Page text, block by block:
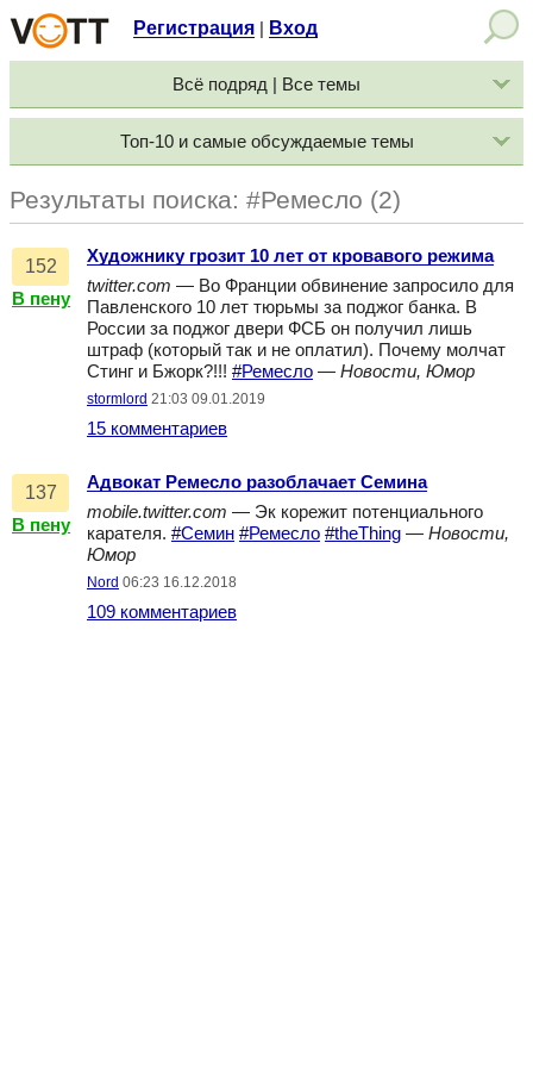
Регистрация Вход
Всё подряд | Все темы
Топ-10 и самые обсуждаемые темы
Результаты поиска: #Ремесло (2)
152
В пену
Художнику грозит 10 лет от кровавого режима
twitter.com — Во Франции обвинение запросило для
Павленского 10 лет тюрьмы за поджог банка. В
России за поджог двери ФСБ он получил лишь
штраф (который так и не оплатил). Почему молчат
Стинг и Бжорк?!!! #Ремесло — Новости, Юмор
stormlord 21:03 09.01.2019
15 комментариев
137
В пену
Адвокат Ремесло разоблачает Семина
mobile.twitter.com — Эк корежит потенциального
карателя. #Семин #Ремесло #theThing — Новости,
Юмор
Nord 06:23 16.12.2018
109 комментариев